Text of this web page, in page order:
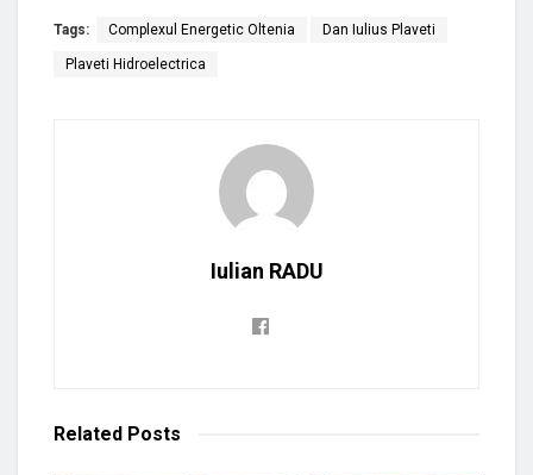
Tags: Complexul Energetic Oltenia Dan Iulius Plaveti
Plaveti Hidroelectrica
Iulian RADU
Related Posts